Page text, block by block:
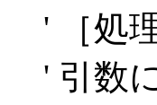
' ［処
' 引数